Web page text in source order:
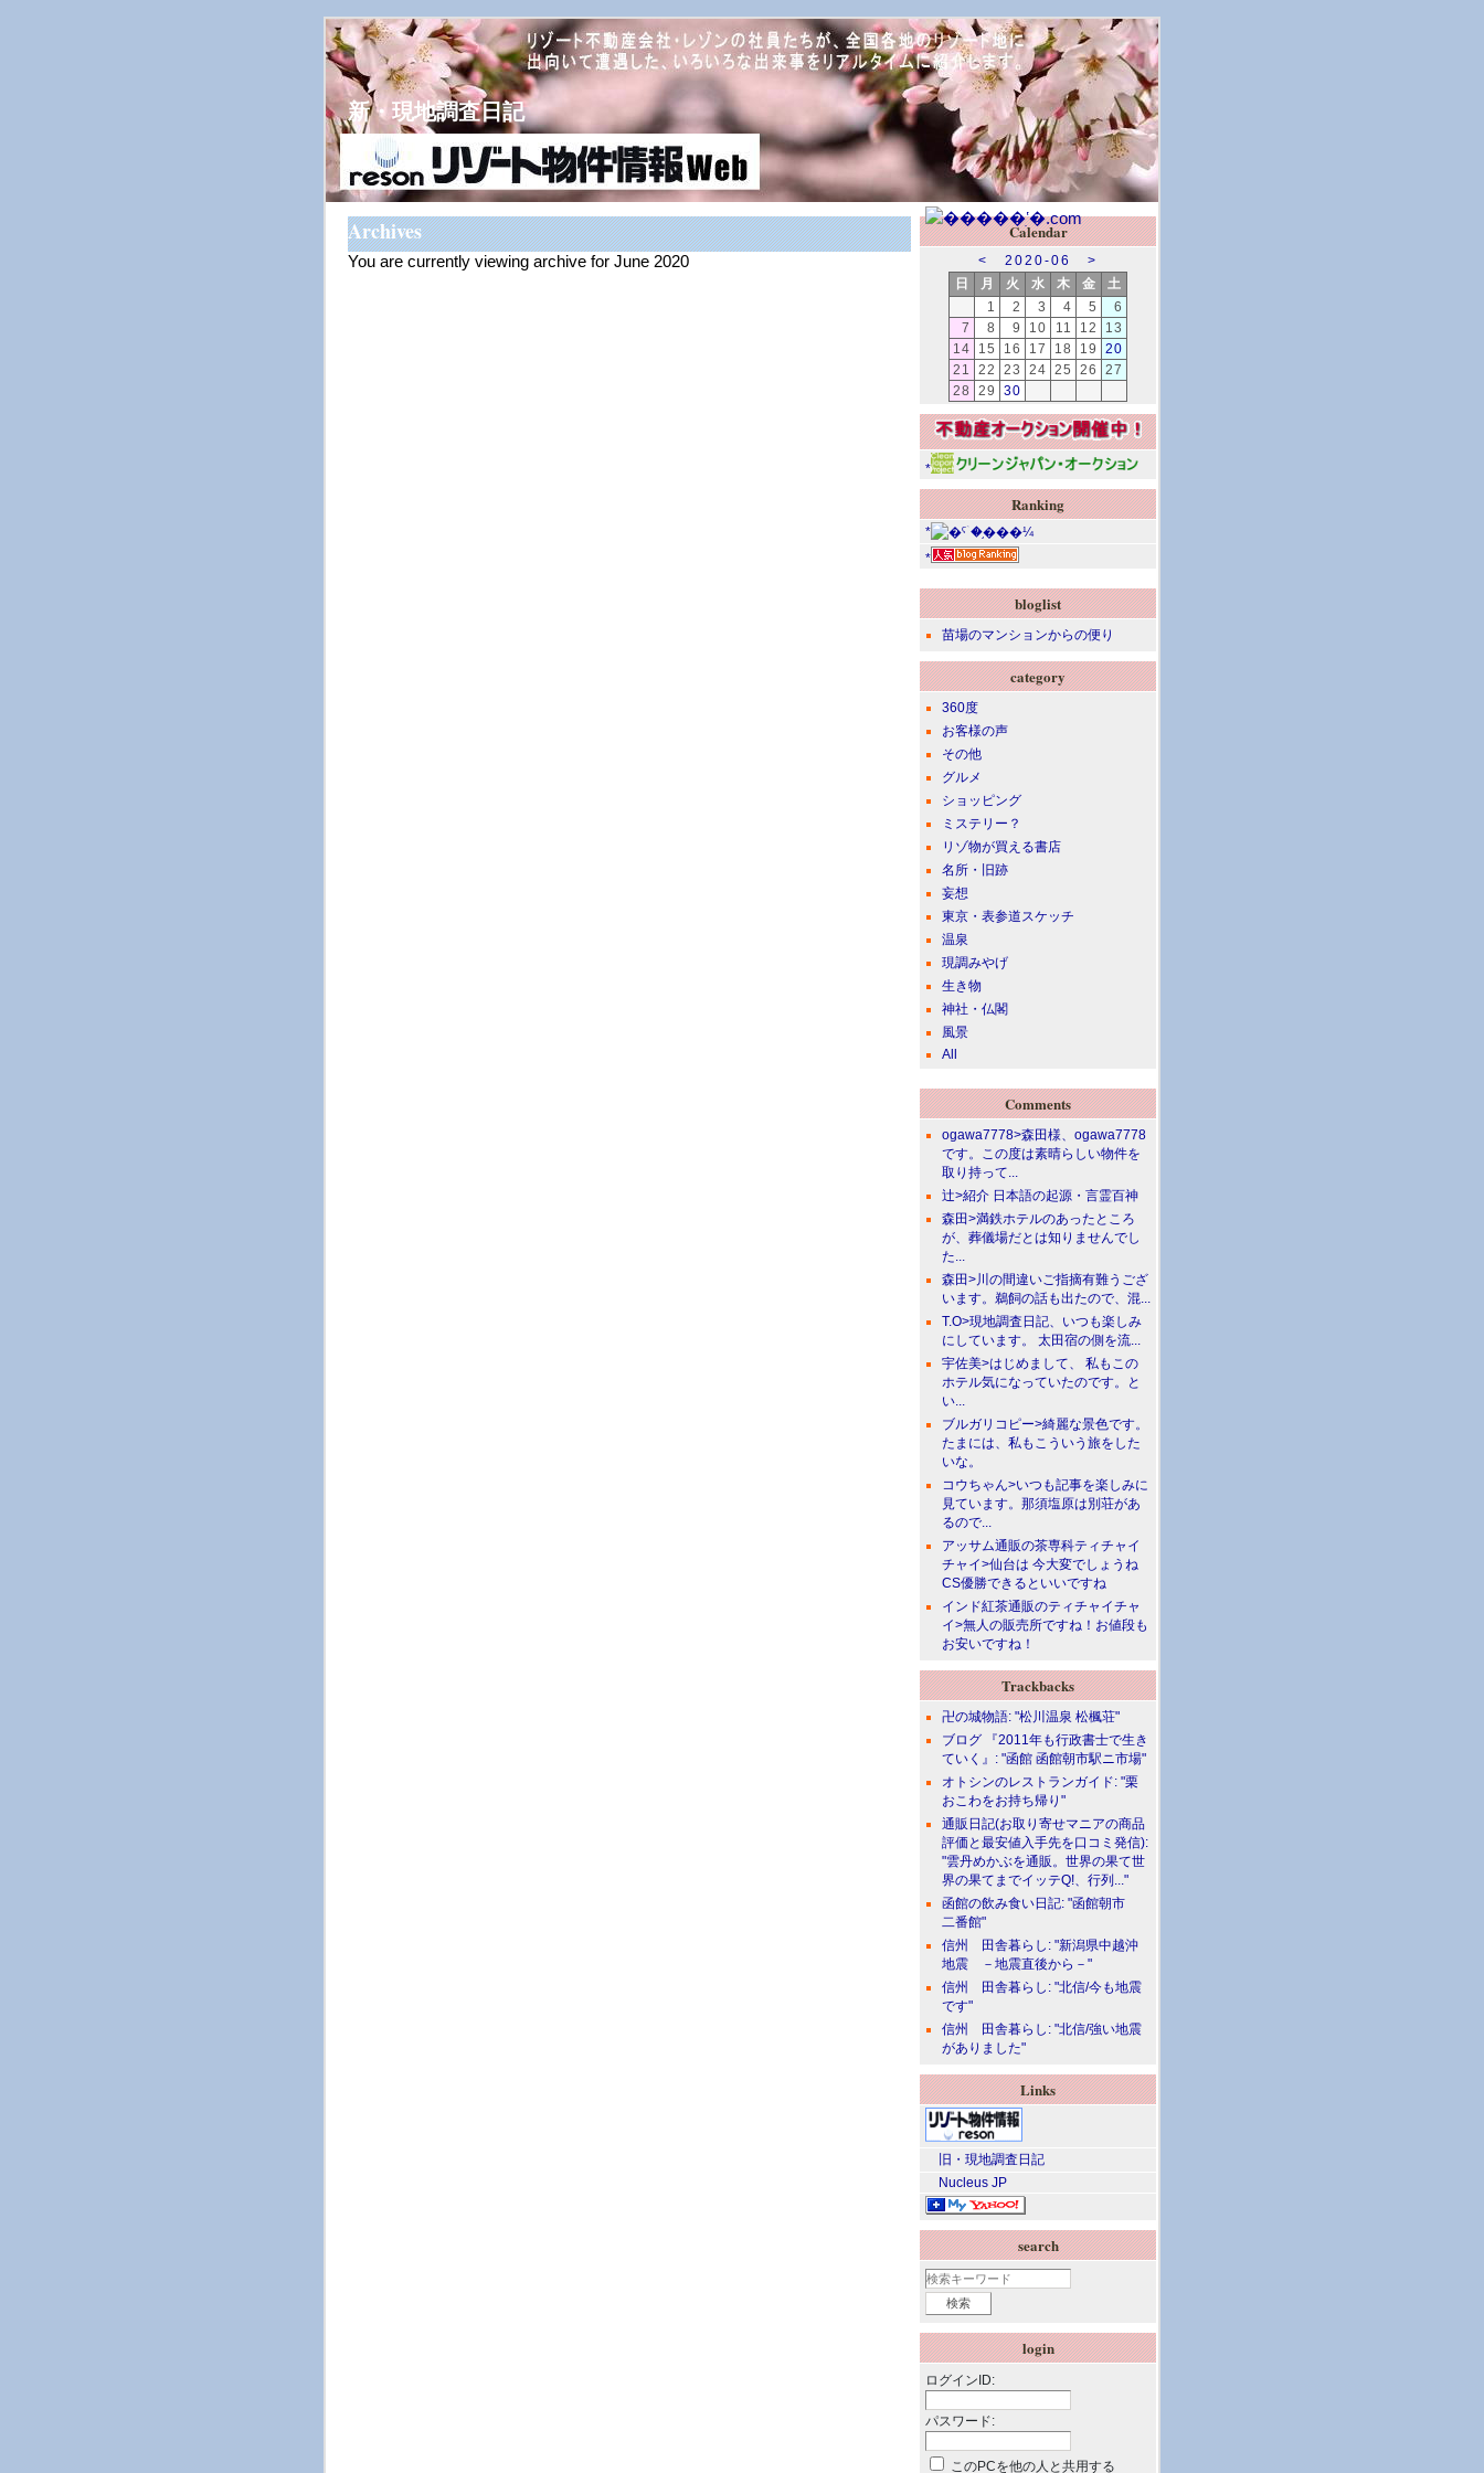
新・現地調査日記
Archives
You are currently viewing archive for June 2020
Calendar
< 2020-06
>
日
月 火 水 木 金
土
1
2 3 4 5
6
7
8 9 10 11 12
13
14
15 16 17 18 19
20
21
22 23 24 25 26
27
28
29 30
*
Ranking
*
*
bloglist
苗場のマンションからの便り
category
360度
お客様の声
その他
グルメ
ショッピング
ミステリー？
リゾ物が買える書店
名所・旧跡
妄想
東京・表参道スケッチ
温泉
現調みやげ
生き物
神社・仏閣
風景
All
Comments
ogawa7778>森田様、ogawa7778
です。この度は素晴らしい物件を
取り持って...
辻>紹介 日本語の起源・言霊百神
森田>満鉄ホテルのあったところ
が、葬儀場だとは知りませんでし
た...
森田>川の間違いご指摘有難うござ
います。鵜飼の話も出たので、混...
T.O>現地調査日記、いつも楽しみ
にしています。 太田宿の側を流...
宇佐美>はじめまして、 私もこの
ホテル気になっていたのです。と
い...
ブルガリコピー>綺麗な景色です。
たまには、私もこういう旅をした
いな。
コウちゃん>いつも記事を楽しみに
見ています。那須塩原は別荘があ
るので...
アッサム通販の茶専科ティチャイ
チャイ>仙台は 今大変でしょうね
CS優勝できるといいですね
インド紅茶通販のティチャイチャ
イ>無人の販売所ですね！お値段も
お安いですね！
Trackbacks
卍の城物語: "松川温泉 松楓荘"
ブログ 『2011年も行政書士で生き
ていく』: "函館 函館朝市駅ニ市場"
オトシンのレストランガイド: "栗
おこわをお持ち帰り"
通販日記(お取り寄せマニアの商品
評価と最安値入手先を口コミ発信):
"雲丹めかぶを通販。世界の果て世
界の果てまでイッテQ!、行列..."
函館の飲み食い日記: "函館朝市
二番館"
信州 田舎暮らし: "新潟県中越沖
地震 －地震直後から－"
信州 田舎暮らし: "北信/今も地震
です"
信州 田舎暮らし: "北信/強い地震
がありました"
Links
旧・現地調査日記
Nucleus JP
search
login
ログインID:
パスワード:
このPCを他の人と共用する